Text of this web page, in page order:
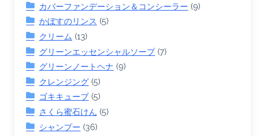
カバーファンデーション＆コンシーラー (9)
かぼすのリンス (5)
クリーム (13)
グリーンエッセンシャルソープ(7)
グリーンノートヘナ (9)
クレンジング (5)
ゴキキューブ (5)
さくら蜜石けん (5)
シャンプー (36)